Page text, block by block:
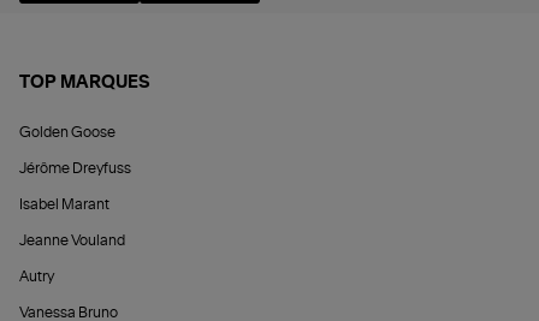
TOP MARQUES
Golden Goose
Jérôme Dreyfuss
Isabel Marant
Jeanne Vouland
Autry
Vanessa Bruno